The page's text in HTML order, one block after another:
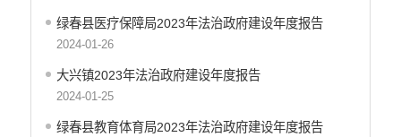
绿春县医疗保障局2023年法治政府建设年度报告
2024-01-26
大兴镇2023年法治政府建设年度报告
2024-01-25
绿春县教育体育局2023年法治政府建设年度报告